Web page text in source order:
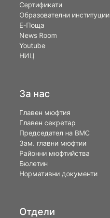
Сертификати
Образователни институции
Е-Поща
News Room
Youtube
НИЦ
За нас
Главен мюфтия
Главен секретар
Председател на ВМС
Зам. главни мюфтии
Районни мюфтийства
Бюлетин
Нормативни документи
Отдели